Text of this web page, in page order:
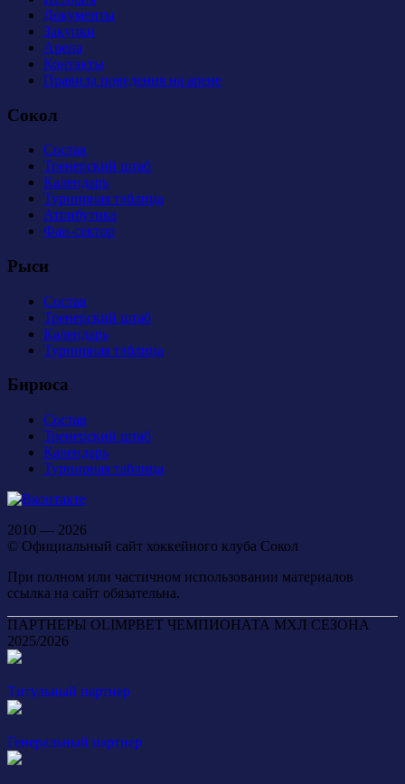
Документы
Закупки
Арена
Контакты
Правила поведения на арене
Сокол
Состав
Тренерский штаб
Календарь
Турнирная таблица
Атрибутика
Фан-сектор
Рыси
Состав
Тренерский штаб
Календарь
Турнирная таблица
Бирюса
Состав
Тренерский штаб
Календарь
Турнирная таблица
2010 — 2026
© Официальный сайт хоккейного клуба Сокол
При полном или частичном использовании материалов
ссылка на сайт обязательна.
ПАРТНЕРЫ OLIMPBET ЧЕМПИОНАТА МХЛ СЕЗОНА
2025/2026
Титульный партнер
Генеральный партнер